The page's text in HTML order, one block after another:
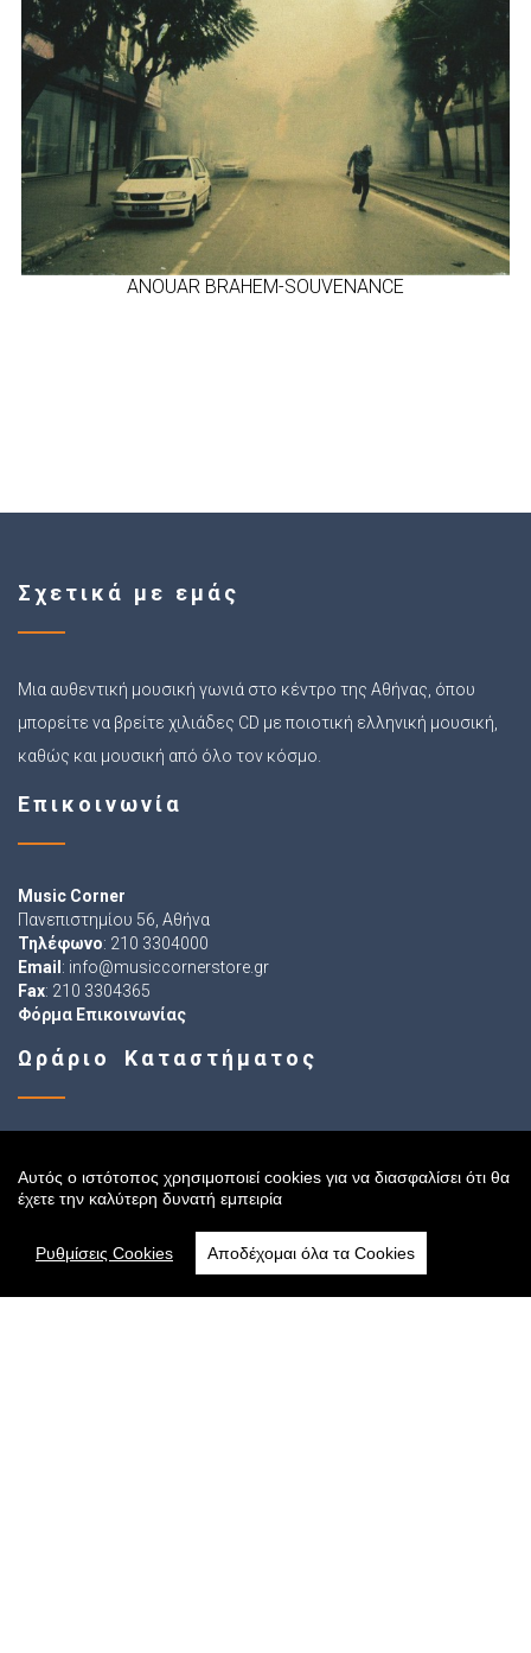
ANOUAR BRAHEM-SOUVENANCE
Σχετικά με εμάς
Μια αυθεντική μουσική γωνιά στο κέντρο της Αθήνας, όπου
μπορείτε να βρείτε χιλιάδες CD με ποιοτική ελληνική μουσική,
καθώς και μουσική από όλο τον κόσμο.
Επικοινωνία
Music Corner
Πανεπιστημίου 56, Αθήνα
Τηλέφωνο: 210 3304000
Email : info@musiccornerstore.gr
Fax: 210 3304365
Φόρμα Επικοινωνίας
Ωράριο Καταστήματος
Σάββατο: 09:00 - 16:00
Ακολουθήστε μας
Αυτός ο ιστότοπος χρησιμοποιεί cookies για να διασφαλίσει ότι θα
έχετε την καλύτερη δυνατή εμπειρία
Ρυθμίσεις Cookies Αποδέχομαι όλα τα Cookies